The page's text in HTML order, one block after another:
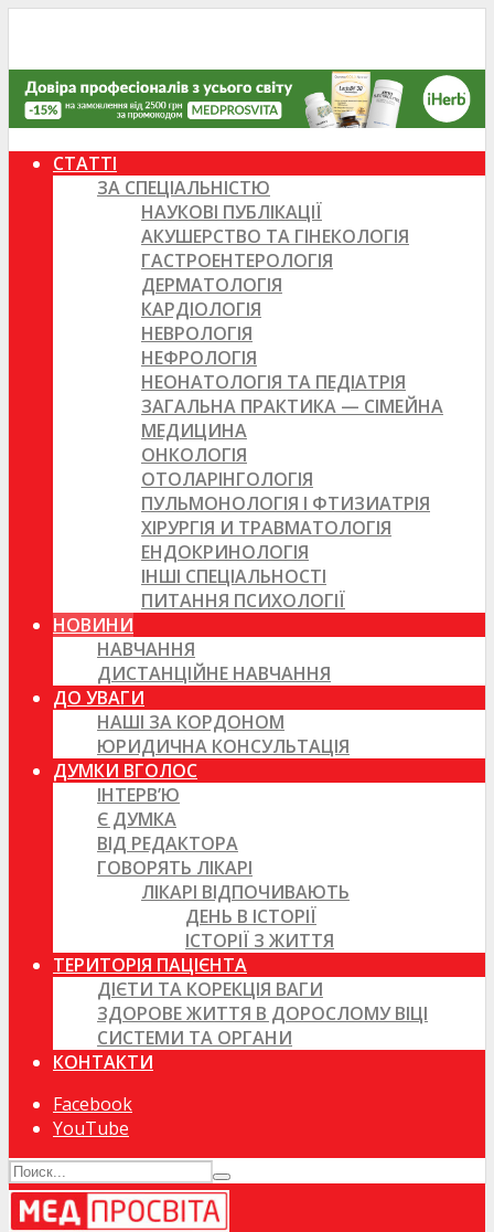
СТАТТІ
ЗА СПЕЦІАЛЬНІСТЮ
НАУКОВІ ПУБЛІКАЦІЇ
АКУШЕРСТВО ТА ГІНЕКОЛОГІЯ
ГАСТРОЕНТЕРОЛОГІЯ
ДЕРМАТОЛОГІЯ
КАРДІОЛОГІЯ
НЕВРОЛОГІЯ
НЕФРОЛОГІЯ
НЕОНАТОЛОГІЯ ТА ПЕДІАТРІЯ
ЗАГАЛЬНА ПРАКТИКА — СІМЕЙНА
МЕДИЦИНА
ОНКОЛОГІЯ
ОТОЛАРІНГОЛОГІЯ
ПУЛЬМОНОЛОГІЯ І ФТИЗИАТРІЯ
ХІРУРГІЯ И ТРАВМАТОЛОГІЯ
ЕНДОКРИНОЛОГІЯ
ІНШІ СПЕЦІАЛЬНОСТІ
ПИТАННЯ ПСИХОЛОГІЇ
НОВИНИ
НАВЧАННЯ
ДИСТАНЦІЙНЕ НАВЧАННЯ
ДО УВАГИ
НАШІ ЗА КОРДОНОМ
ЮРИДИЧНА КОНСУЛЬТАЦІЯ
ДУМКИ ВГОЛОС
ІНТЕРВ’Ю
Є ДУМКА
ВІД РЕДАКТОРА
ГОВОРЯТЬ ЛІКАРІ
ЛІКАРІ ВІДПОЧИВАЮТЬ
ДЕНЬ В ІСТОРІЇ
ІСТОРІЇ З ЖИТТЯ
ТЕРИТОРІЯ ПАЦІЄНТА
ДІЄТИ ТА КОРЕКЦІЯ ВАГИ
ЗДОРОВЕ ЖИТТЯ В ДОРОСЛОМУ ВІЦІ
СИСТЕМИ ТА ОРГАНИ
КОНТАКТИ
Facebook
YouTube